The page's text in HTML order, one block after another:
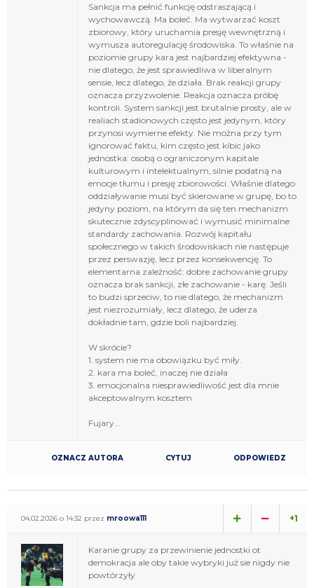
Sankcja ma pełnić funkcję odstraszającą i
wychowawczą. Ma boleć. Ma wytwarzać koszt
zbiorowy, który uruchamia presję wewnętrzną i
wymusza autoregulację środowiska. To właśnie na
poziomie grupy kara jest najbardziej efektywna -
nie dlatego, że jest sprawiedliwa w liberalnym
sensie, lecz dlatego, że działa. Brak reakcji grupy
oznacza przyzwolenie. Reakcja oznacza próbę
kontroli. System sankcji jest brutalnie prosty, ale w
realiach stadionowych często jest jedynym, który
przynosi wymierne efekty. Nie można przy tym
ignorować faktu, kim często jest kibic jako
jednostka: osobą o ograniczonym kapitale
kulturowym i intelektualnym, silnie podatną na
emocje tłumu i presję zbiorowości. Właśnie dlatego
oddziaływanie musi być skierowane w grupę, bo to
jedyny poziom, na którym da się ten mechanizm
skutecznie zdyscyplinować i wymusić minimalne
standardy zachowania. Rozwój kapitału
społecznego w takich środowiskach nie następuje
przez perswazję, lecz przez konsekwencję. To
elementarna zależność: dobre zachowanie grupy
oznacza brak sankcji, złe zachowanie - karę. Jeśli
to budzi sprzeciw, to nie dlatego, że mechanizm
jest niezrozumiały, lecz dlatego, że uderza
dokładnie tam, gdzie boli najbardziej.
W skrócie?
1. system nie ma obowiązku być miły.
2. kara ma boleć, inaczej nie działa
3. emocjonalna niesprawiedliwość jest dla mnie
akceptowalnym kosztem
Fujary...
OZNACZ AUTORA CYTUJ ODPOWIEDZ
04.02.2026 o 14:32 przez mroowa111 +1
Karanie grupy za przewinienie jednostki ot
demokracja ale oby takie wybryki już sie nigdy nie
powtórzyły